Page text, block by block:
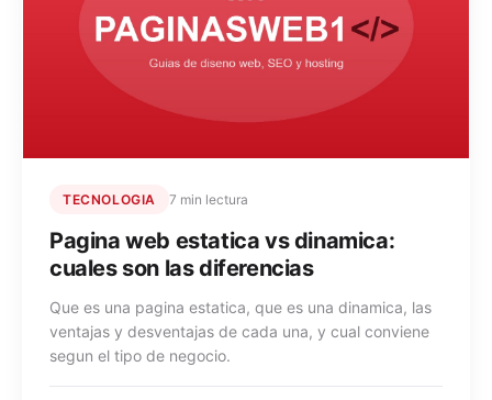
TECNOLOGIA 7 min lectura
Pagina web estatica vs dinamica:
cuales son las diferencias
Que es una pagina estatica, que es una dinamica, las
ventajas y desventajas de cada una, y cual conviene
segun el tipo de negocio.